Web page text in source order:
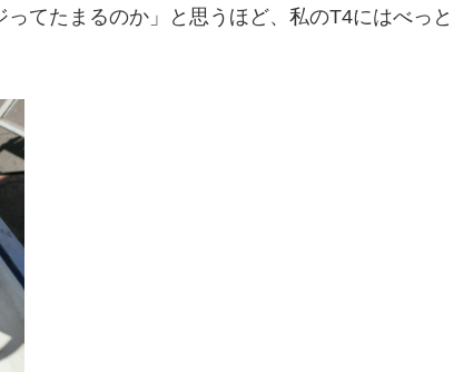
てたまるのか」と思うほど、私のT4にはべっと